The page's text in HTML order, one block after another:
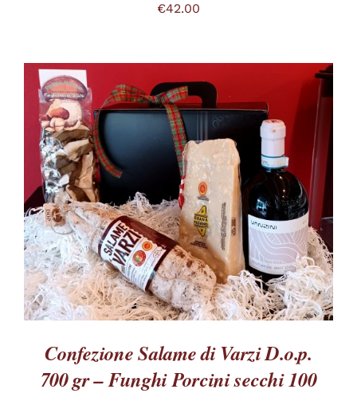
€42.00
SCEGLI QUESTO
PRODOTTO
HA
PIÙ
VARIANTI.
LE
OPZIONI
POSSONO
ESSERE
SCELTE
PAGINA
PRODOTTO
/
DETTAGLI
Confezione Salame di Varzi D.o.p.
700 gr – Funghi Porcini secchi 100